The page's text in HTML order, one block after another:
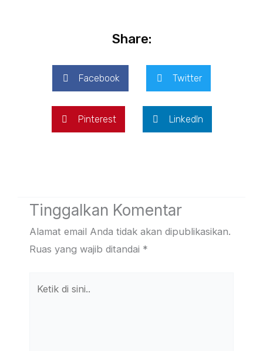
Share:
Facebook Twitter
Pinterest LinkedIn
Tinggalkan Komentar
Alamat email Anda tidak akan dipublikasikan.
Ruas yang wajib ditandai *